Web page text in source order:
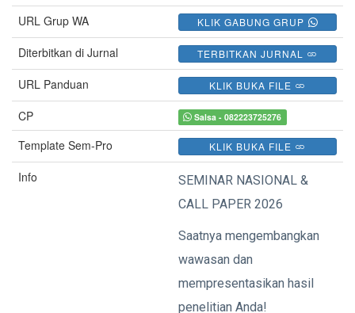
URL Grup WA
KLIK GABUNG GRUP
Diterbitkan di Jurnal TERBITKAN JURNAL
URL Panduan KLIK BUKA FILE
CP Salsa - 082223725276
Template Sem-Pro KLIK BUKA FILE
Info
SEMINAR NASIONAL &
CALL PAPER 2026
Saatnya mengembangkan
wawasan dan
mempresentasikan hasil
penelitian Anda!